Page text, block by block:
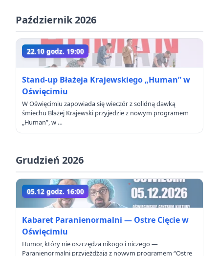
Październik 2026
22.10 godz. 19:00
Stand-up Błażeja Krajewskiego „Human” w
Oświęcimiu
W Oświęcimiu zapowiada się wieczór z solidną dawką
śmiechu Błażej Krajewski przyjedzie z nowym programem
„Human”, w …
Grudzień 2026
05.12 godz. 16:00
Kabaret Paranienormalni — Ostre Cięcie w
Oświęcimiu
Humor, który nie oszczędza nikogo i niczego —
Paranienormalni przyjeżdżają z nowym programem “Ostre